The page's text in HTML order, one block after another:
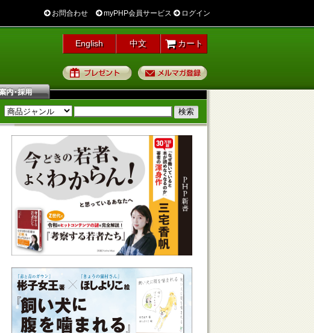
お問合わせ myPHP会員サービス ログイン
English 中文 カート
プレゼント